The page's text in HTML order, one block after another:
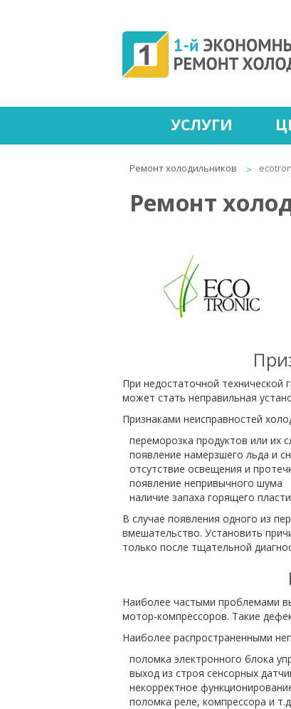
УСЛУГИ
Ремонт холодильников
Ремонт
При недостаточной технической
может стать неправильная
Признаками неисправностей
переморозка продуктов или их
появление намерзшего льда и
отсутствие освещения и
появление непривычного шума
наличие запаха горящего
В случае появления одного из
вмешательство. Установить
только после тщательной
Наиболее частыми проблемами
мотор-компрессоров. Такие
Наиболее распространенными
поломка электронного блока
выход из строя сенсорных
некорректное
поломка реле, компрессора и